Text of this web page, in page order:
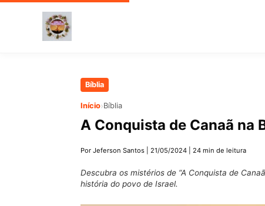
Bíblia
Início›Bíblia
A Conquista de Canaã na
Por Jeferson Santos 21/05/2024 24 min de leitura
Descubra os mistérios de “A Conquista de
história do povo de Israel.